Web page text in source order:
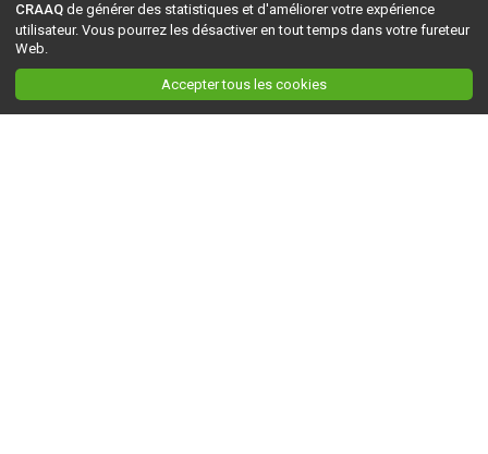
CRAAQ de générer des statistiques et d'améliorer votre expérience
utilisateur. Vous pourrez les désactiver en tout temps dans votre fureteur
Web.
Accepter tous les cookies